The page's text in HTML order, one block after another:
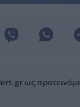
ως